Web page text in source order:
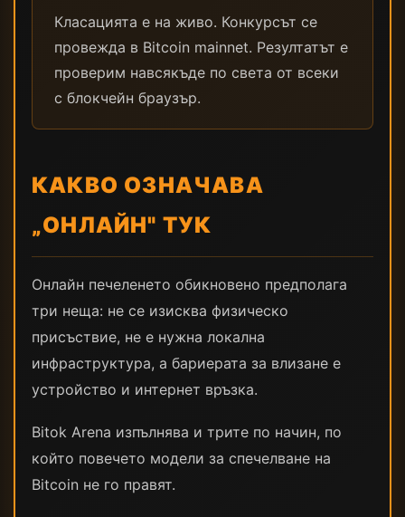
Класацията е на живо. Конкурсът се
провежда в Bitcoin mainnet. Резултатът е
проверим навсякъде по света от всеки
с блокчейн браузър.
КАКВО ОЗНАЧАВА
„ОНЛАЙН" ТУК
Онлайн печеленето обикновено предполага
три неща: не се изисква физическо
присъствие, не е нужна локална
инфраструктура, а бариерата за влизане е
устройство и интернет връзка.
Bitok Arena изпълнява и трите по начин, по
който повечето модели за спечелване на
Bitcoin не го правят.